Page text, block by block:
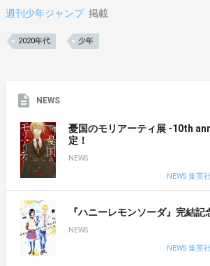
週刊少年ジャンプ 掲載
2020年代 少年
NEWS
憂国のモリアーティ展 -10th
定！
NEWS
NEWS 集英
『ハニーレモンソーダ』完結記
NEWS
NEWS 集英